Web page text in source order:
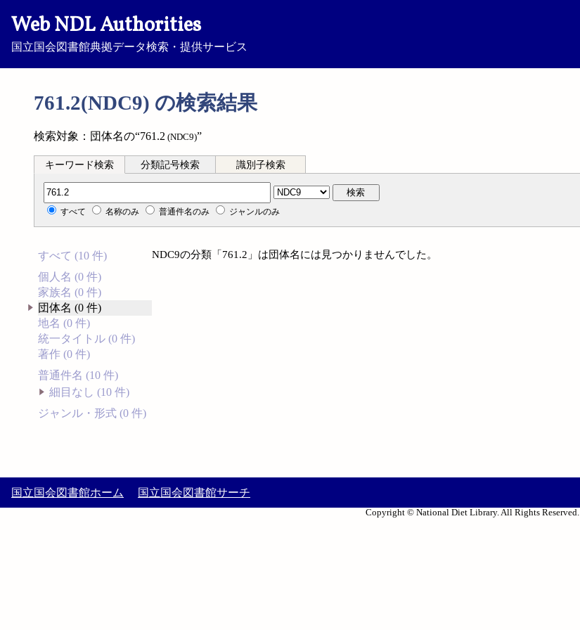
Web NDL Authorities
国立国会図書館典拠データ検索・提供サービス
761.2(NDC9) の検索結果
検索対象：団体名の“761.2 (NDC9)”
キーワード検索 分類記号検索 識別子検索
分類記号検索 検索
すべて 名称のみ 普通件名のみ ジャンルのみ
すべて (10 件)
個人名 (0 件)
家族名 (0 件)
団体名 (0 件)
地名 (0 件)
統一タイトル (0 件)
著作 (0 件)
普通件名 (10 件)
細目なし (10 件)
ジャンル・形式 (0 件)
NDC9の分類「761.2」は団体名には見つかりませんでした。
国立国会図書館ホーム 国立国会図書館サーチ
Copyright © National Diet Library. All Rights Reserved.